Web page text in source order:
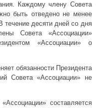
Каждому члену Совета
быть отведено не менее
десяти дней со дня
Совета «Ассоциации»
«Ассоциации» о
обязанности Президента
Совета «Ассоциации» не
составляется